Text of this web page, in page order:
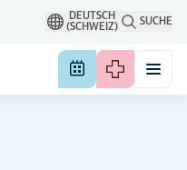
DEUTSCH
(SCHWEIZ)
SUCHE